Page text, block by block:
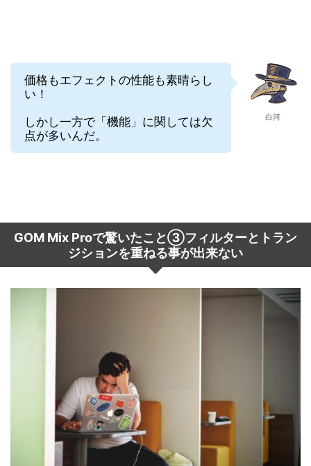
価格もエフェクトの性能も素晴らし
い！
しかし一方で「機能」に関しては欠
点が多いんだ。
白河
GOM Mix Proで驚いたこと③フィルターとトラン
ジションを重ねる事が出来ない